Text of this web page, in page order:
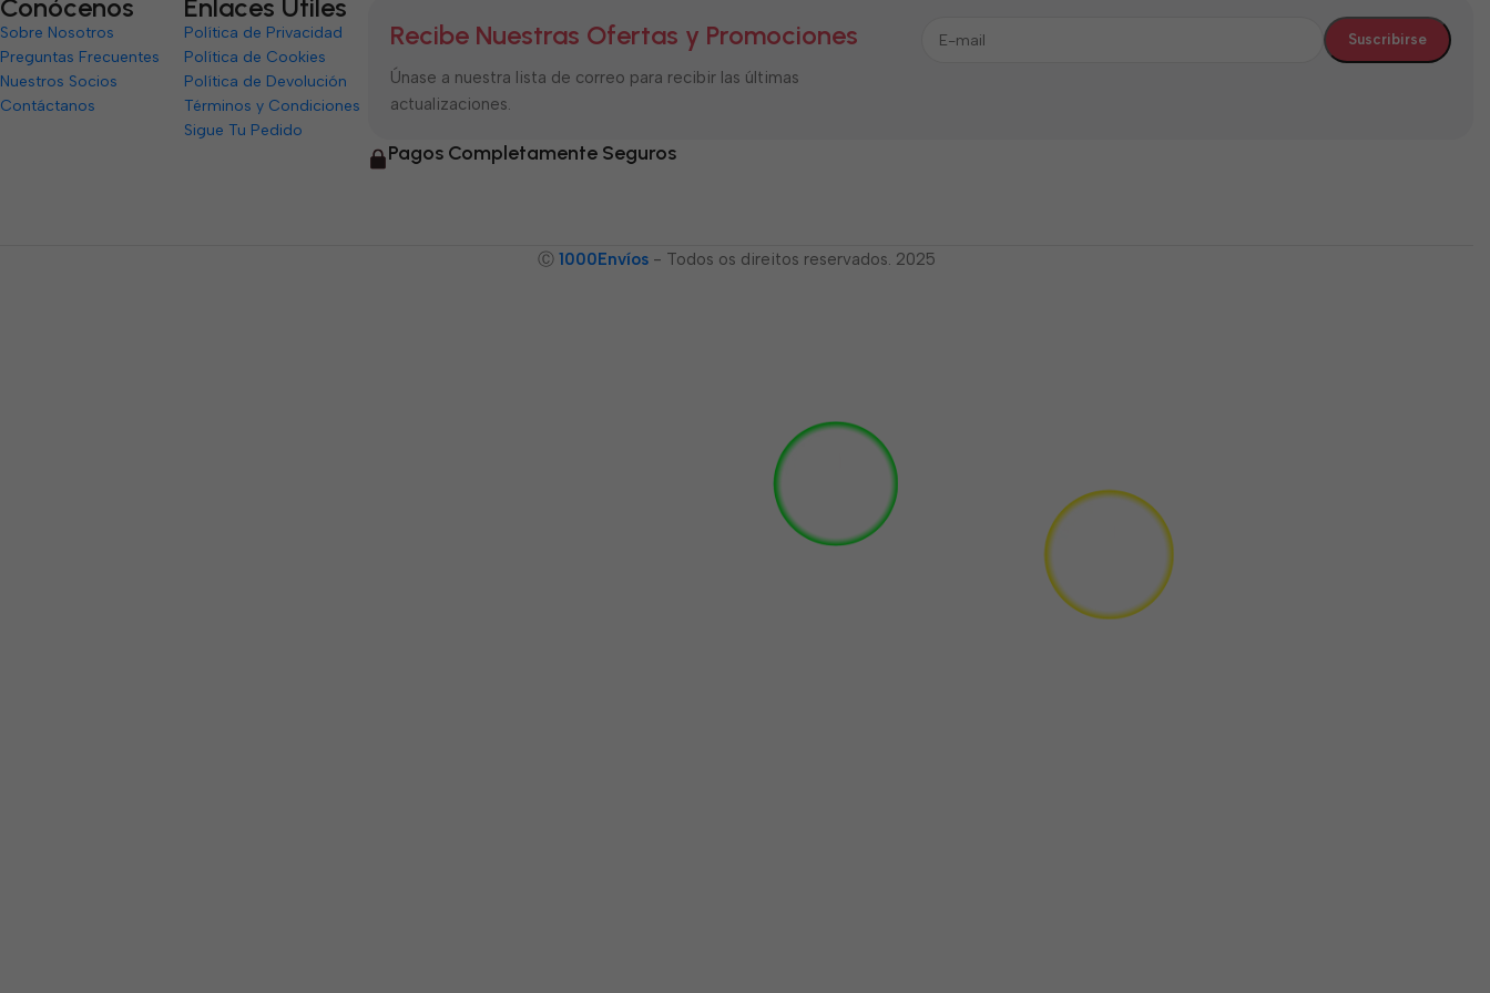
Conócenos
Sobre Nosotros
Preguntas Frecuentes
Nuestros Socios
Contáctanos
Enlaces Útiles
Política de Privacidad
Política de Cookies
Política de Devolución
Términos y Condiciones
Sigue Tu Pedido
Recibe Nuestras Ofertas y Promociones
Únase a nuestra lista de correo para recibir las últimas
actualizaciones.
Pagos Completamente Seguros
Ⓒ 1000Envíos - Todos os direitos reservados. 2025